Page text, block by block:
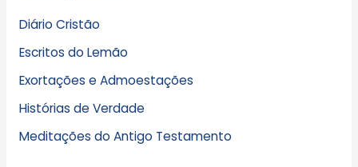
Diário Cristão
Escritos do Lemão
Exortações e Admoestações
Histórias de Verdade
Meditações do Antigo Testamento
i
v
o
s